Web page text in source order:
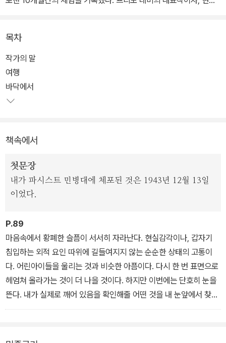
인간 사회를 유지시켜주는 모든 평범하고 사소한 습관과 사물들이 제
거된 수용소에서는 수인들이 하루하루 좀비처럼 변해간다. 그들은 기
계 부품처럼 죽어가고 또 그만큼 금방 채워 넣어진다. 그곳에서 필요
한 노동력을 제공하지 못하는 자들은 가차 없이 가장 효율적인 방법
에 의해 제거되며, 살아남는 자들은 나름의 책략을 마련한다.
지하경제는 원활히 돌아가며 그 주된 동력은 절도와 사기다. 작가는
특유의 절제와 위트를 잃지 않는다. 그럼으로써 극한의 폭력에 노출
된 인간의 존엄성과 타락의 과정과 생생히 마주하게 한다.
목차
작가의 말
여행
바닥에서
책속에서
첫문장
내가 파시스트 민병대에 체포된 것은 1943년 12월 13일
이었다.
P.89
마음속에서 황폐한 슬픔이 서서히 자라난다. 현실감각이나, 갑자기
침입하는 외적 요인 따위에 길들여지지 않는 순순한 상태의 고통이
다. 어린아이들을 울리는 것과 비슷한 아픔이다. 다시 한 번 표면으로
헤엄쳐 올라가는 것이 더 나을 것이다. 하지만 이번에는 단호히 눈을
뜬다. 내가 실제로 깨어 있음을 확인해줄 어떤 것을 내 눈앞에서 찾기
위해서.